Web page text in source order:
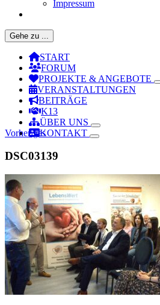
Impressum
Gehe zu ...
START
FORUM
PROJEKTE & ANGEBOTE
VERANSTALTUNGEN
BEITRÄGE
K13
ÜBER UNS
KONTAKT
Vorheriges
DSC03139